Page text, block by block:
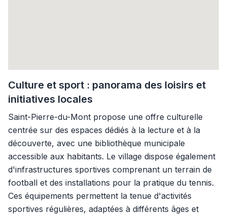
Culture et sport : panorama des loisirs et
initiatives locales
Saint-Pierre-du-Mont propose une offre culturelle
centrée sur des espaces dédiés à la lecture et à la
découverte, avec une bibliothèque municipale
accessible aux habitants. Le village dispose également
d'infrastructures sportives comprenant un terrain de
football et des installations pour la pratique du tennis.
Ces équipements permettent la tenue d'activités
sportives régulières, adaptées à différents âges et